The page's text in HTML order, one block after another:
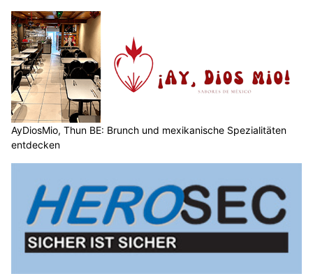
AyDiosMio, Thun BE: Brunch und mexikanische Spezialitäten
entdecken